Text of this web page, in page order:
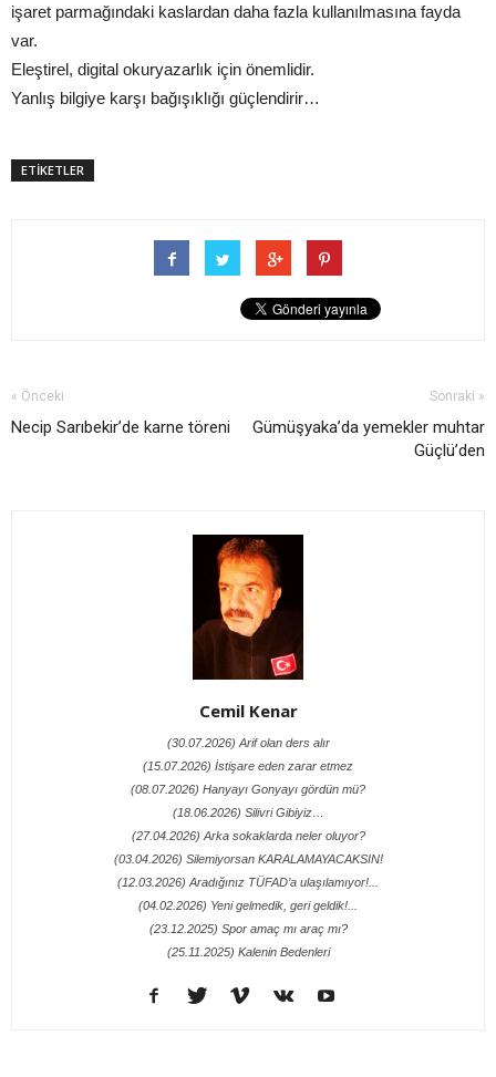
işaret parmağındaki kaslardan daha fazla kullanılmasına fayda
var.
Eleştirel, digital okuryazarlık için önemlidir.
Yanlış bilgiye karşı bağışıklığı güçlendirir…
ETİKETLER
« Önceki
Necip Sarıbekir’de karne töreni
Sonraki »
Gümüşyaka’da yemekler muhtar
Güçlü’den
Cemil Kenar
(30.07.2026) Arif olan ders alır
(15.07.2026) İstişare eden zarar etmez
(08.07.2026) Hanyayı Gonyayı gördün mü?
(18.06.2026) Silivri Gibiyiz…
(27.04.2026) Arka sokaklarda neler oluyor?
(03.04.2026) Silemiyorsan KARALAMAYACAKSIN!
(12.03.2026) Aradığınız TÜFAD’a ulaşılamıyor!...
(04.02.2026) Yeni gelmedik, geri geldik!...
(23.12.2025) Spor amaç mı araç mı?
(25.11.2025) Kalenin Bedenleri